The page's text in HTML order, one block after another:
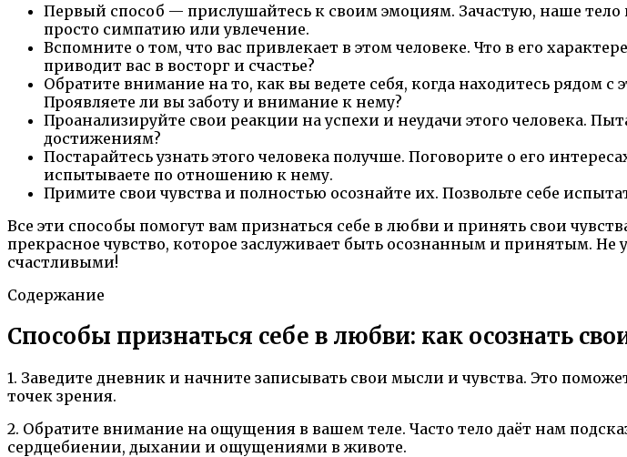
Первый способ — прислушайтесь к своим эмоциям. Зачастую, наше
просто симпатию или увлечение.
Вспомните о том, что вас привлекает в этом человеке. Что в его
приводит вас в восторг и счастье?
Обратите внимание на то, как вы ведете себя, когда находитесь рядом
Проявляете ли вы заботу и внимание к нему?
Проанализируйте свои реакции на успехи и неудачи этого человека.
достижениям?
Постарайтесь узнать этого человека получше. Поговорите о его
испытываете по отношению к нему.
Примите свои чувства и полностью осознайте их. Позвольте себе
Все эти способы помогут вам признаться себе в любви и принять свои
прекрасное чувство, которое заслуживает быть осознанным и принятым.
счастливыми!
Содержание
Способы признаться себе в любви: как осознать
1. Заведите дневник и начните записывать свои мысли и чувства. Это
точек зрения.
2. Обратите внимание на ощущения в вашем теле. Часто тело даёт нам
сердцебиении, дыхании и ощущениями в животе.